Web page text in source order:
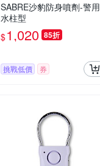
SABRE沙豹防身噴劑-警用
水柱型
$1,020 85折
挑戰低價 券